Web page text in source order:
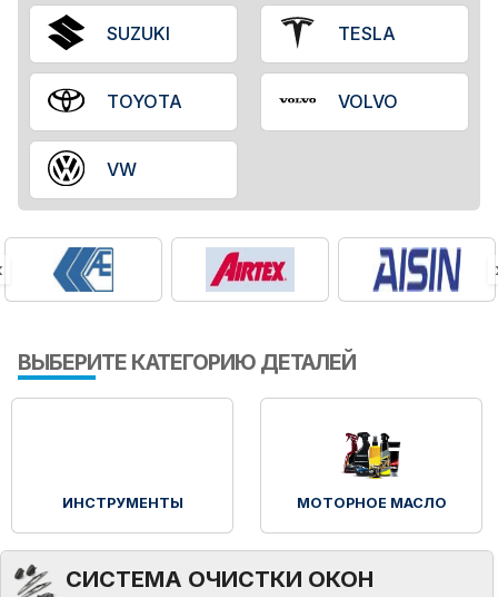
SUZUKI TESLA
TOYOTA VOLVO
VW
ВЫБЕРИТЕ КАТЕГОРИЮ ДЕТАЛЕЙ
ИНСТРУМЕНТЫ МОТОРНОЕ МАСЛО
СИСТЕМА ОЧИСТКИ ОКОН